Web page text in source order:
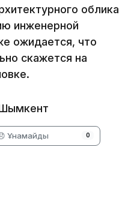
облика
инженерной
ожидается, что
скажется на
Ұнамайды 0